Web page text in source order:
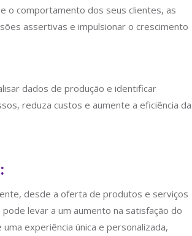
o comportamento dos seus clientes, as
assertivas e impulsionar o crescimento
dados de produção e identificar
reduza custos e aumente a eficiência da
desde a oferta de produtos e serviços
levar a um aumento na satisfação do
experiência única e personalizada,